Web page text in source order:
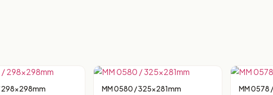
298x298mm MM 0580 / 325x281mm MM